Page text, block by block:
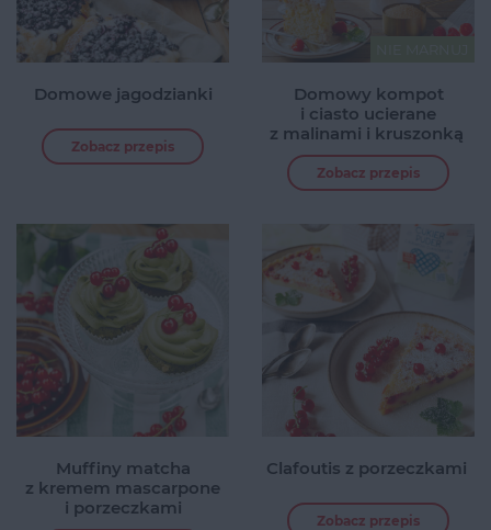
Domowe jagodzianki
Zobacz przepis
Domowy kompot
i ciasto ucierane
z malinami i kruszonką
Zobacz przepis
Muffiny matcha
z kremem mascarpone
i porzeczkami
Clafoutis z porzeczkami
Zobacz przepis